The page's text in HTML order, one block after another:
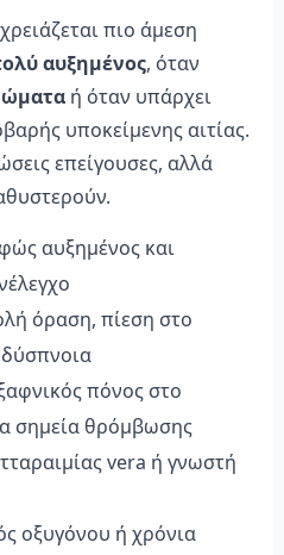
πιο άμεση
αυξημένος, όταν
ή όταν υπάρχει
υποκείμενης αιτίας.
επείγουσες, αλλά
αυξημένος και
όραση, πίεση στο
πόνος στο
σημεία θρόμβωσης
vera ή γνωστή
οξυγόνου ή χρόνια